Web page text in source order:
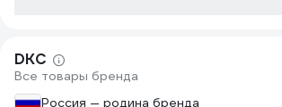
DKC
Все товары бренда
Россия — родина бренда